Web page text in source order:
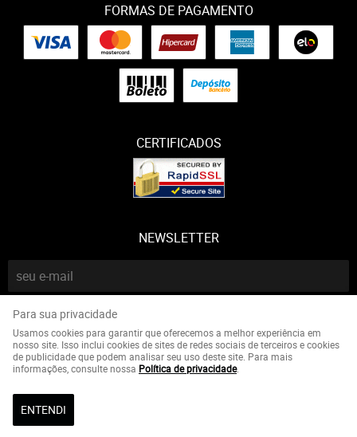
FORMAS DE PAGAMENTO
CERTIFICADOS
NEWSLETTER
CNPJ: 21547790857
Para sua privacidade
Usamos cookies para garantir que oferecemos a melhor experiência em
nosso site. Isso inclui cookies de sites de redes sociais de terceiros e cookies
de publicidade que podem analisar seu uso deste site. Para mais
informações, consulte nossa Política de privacidade.
ENTENDI